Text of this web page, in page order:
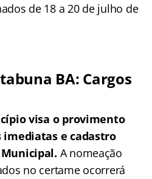
de 18 a 20 de julho de
BA: Cargos
visa o provimento
imediatas e cadastro
A nomeação
no certame ocorrerá